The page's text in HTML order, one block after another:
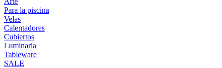
Para la piscina
Velas
Calentadores
Cubiertos
Luminaria
Tableware
SALE